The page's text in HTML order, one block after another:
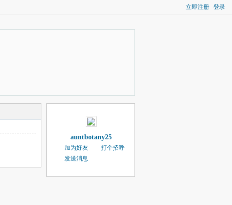
立即注册 登录
auntbotany25
加为好友
打个招呼
发送消息